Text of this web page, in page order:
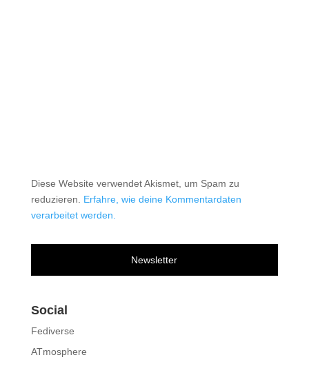
Diese Website verwendet Akismet, um Spam zu
reduzieren. Erfahre, wie deine Kommentardaten
verarbeitet werden.
Newsletter
Social
Fediverse
ATmosphere